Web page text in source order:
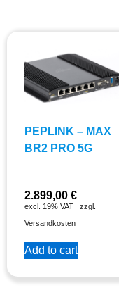
PEPLINK – MAX
BR2 PRO 5G
2.899,00 €
excl. 19% VAT
zzgl.
Versandkosten
Add to cart